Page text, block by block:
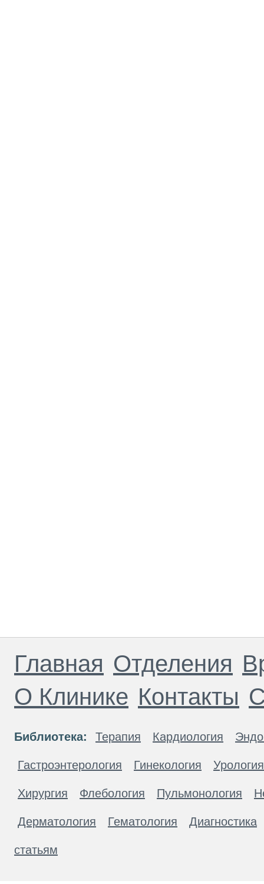
Главная Отделения
О Клинике Контакты
Библиотека: Терапия Кардиология
Гастроэнтерология Гинекология Урология
Хирургия Флебология Пульмонология
Дерматология Гематология Диагностика
статьям